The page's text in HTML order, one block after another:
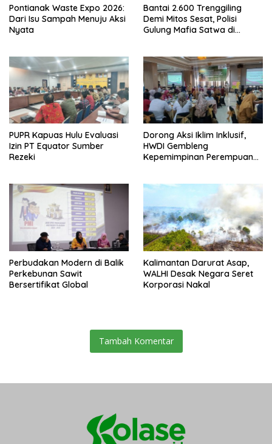
Pontianak Waste Expo 2026:
Dari Isu Sampah Menuju Aksi
Nyata
Bantai 2.600 Trenggiling
Demi Mitos Sesat, Polisi
Gulung Mafia Satwa di
PUPR Kapuas Hulu Evaluasi
Izin PT Equator Sumber
Rezeki
Dorong Aksi Iklim Inklusif,
HWDI Gembleng
Kepemimpinan Perempuan
Perbudakan Modern di Balik
Perkebunan Sawit
Bersertifikat Global
Kalimantan Darurat Asap,
WALHI Desak Negara Seret
Korporasi Nakal
Tambah Komentar